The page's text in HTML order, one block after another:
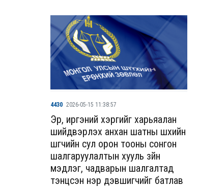
4430 2026-05-15 11:38:57
Эрүү, иргэний хэргийг харьяалан
шийдвэрлэх анхан шатны шүүхийн
шүүгчийн сул орон тооны сонгон
шалгаруулалтын хууль зүйн
мэдлэг, чадварын шалгалтад
тэнцсэн нэр дэвшигчийг батлав